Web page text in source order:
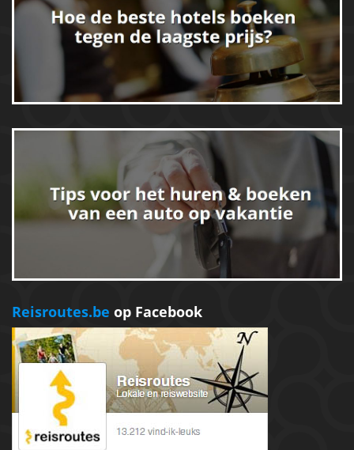
Reisroutes.be op Facebook